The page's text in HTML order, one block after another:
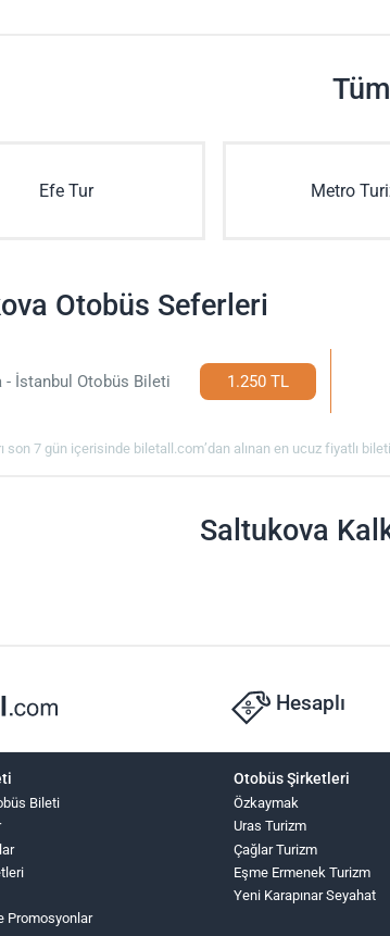
Efe Tur Metro
Otobüs Seferleri
- İstanbul Otobüs Bileti 1.250 TL
son 7 gün içerisinde biletall.com’dan alınan en ucuz fiyatlı
Saltukova
Hesaplı
Bileti
Promosyonlar
Otobüs Şirketleri
Özkaymak
Uras Turizm
Çağlar Turizm
Eşme Ermenek Turizm
Yeni Karapınar Seyahat